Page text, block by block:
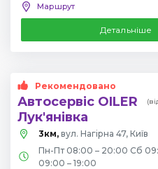
Маршрут
Детальніше
Рекомендовано
Автосервіс OILER
Лук'янівка
3км, вул. Нагірна 47, Київ
Пн-Пт 08:00 – 20:00 Сб
09:00 – 19:00